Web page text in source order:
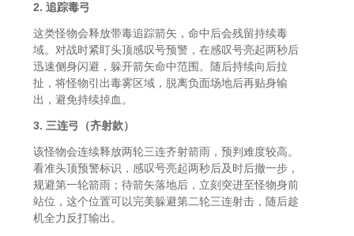
2. 追踪毒弓
这类怪物会释放带毒追踪箭矢，命中后会残留持续毒
域。对战时紧盯头顶感叹号预警，在感叹号亮起两秒后
迅速侧身闪避，躲开箭矢命中范围。随后持续向后拉
扯，将怪物引出毒雾区域，脱离负面场地后再贴身输
出，避免持续掉血。
3. 三连弓（齐射款）
该怪物会连续释放两轮三连齐射箭雨，预判难度较高。
看准头顶预警标识，感叹号亮起两秒后及时后撤一步，
规避第一轮箭雨；待箭矢落地后，立刻突进至怪物身前
站位，这个位置可以完美躲避第二轮三连射击，随后趁
机全力反打输出。